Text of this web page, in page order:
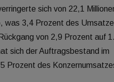
sich von 22,1
was 3,4 Prozent des
von 2,9 Prozent auf
sich der Auftragsbestand im
Prozent des